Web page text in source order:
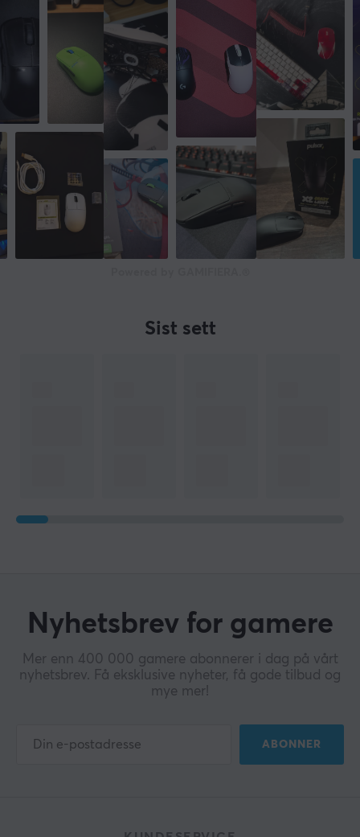
Sist sett
Nyhetsbrev for gamere
Mer enn 400 000 gamere abonnerer i dag på vårt
nyhetsbrev. Få eksklusive nyheter, få gode tilbud og
mye mer!
ABONNER